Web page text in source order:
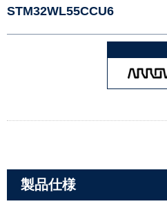
STM32WL55CCU6
製品仕様